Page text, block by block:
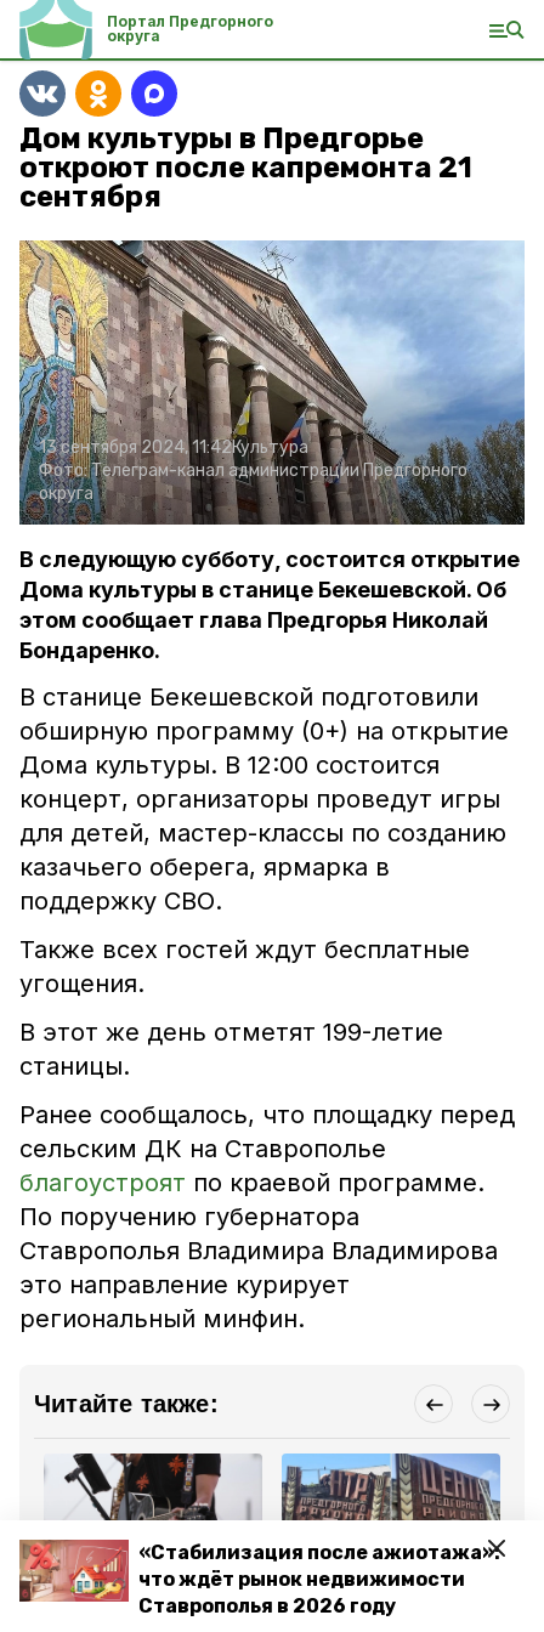
«Стабилизация после ажиотажа»:
что ждёт рынок недвижимости
Ставрополья в 2026 году
Портал Предгорного
округа
Дом культуры в Предгорье
откроют после капремонта 21
сентября
13 сентября 2024, 11:42Культура
Фото:Телеграм-канал администрации Предгорного
округа
В следующую субботу, состоится открытие
Дома культуры в станице Бекешевской. Об
этом сообщает глава Предгорья Николай
Бондаренко.
В станице Бекешевской подготовили
обширную программу (0+) на открытие
Дома культуры. В 12:00 состоится
концерт, организаторы проведут игры
для детей, мастер-классы по созданию
казачьего оберега, ярмарка в
поддержку СВО.
Также всех гостей ждут бесплатные
угощения.
В этот же день отметят 199-летие
станицы.
Ранее сообщалось, что площадку перед
сельским ДК на Ставрополье
благоустроят по краевой программе.
По поручению губернатора
Ставрополья Владимира Владимирова
это направление курирует
региональный минфин.
Читайте также:
Общество
11 сентября 2024, 17:00
Общество
6 сентября 2024, 11:23